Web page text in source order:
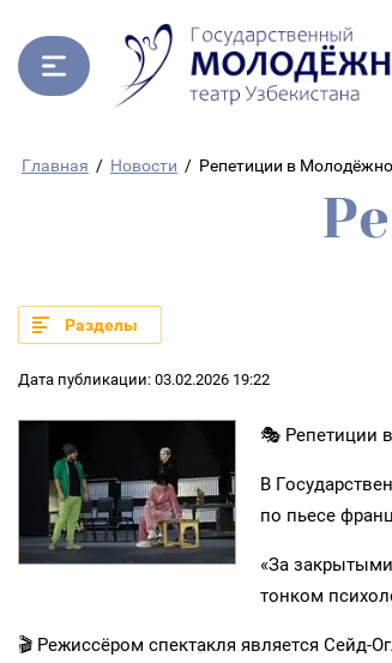
Главная / Новости / Репетиции в
Разделы
Дата публикации: 03.02.2026 19:22
🎭 Репетиции
В
по пьесе
«За
тонком
🎬 Режиссёром спектакля является Сейд-